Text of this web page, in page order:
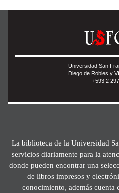
Universidad San
Diego de Robles y
+593 2
La biblioteca de la Universidad
servicios diariamente para la
donde pueden encontrar una
de libros impresos y
conocimiento, además cuenta